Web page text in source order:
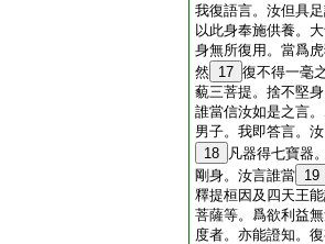
我復語言。汝但具
以此身奉施供養。
身無所復用。當爲
然 17 復不得一毫
藐三菩提。捨不堅
誰當信汝如是之言
男子。我即答言。
18
凡器得七寶器
剛身。汝言誰當 19
釋提桓因及四天王
菩薩等。爲欲利益
度者。亦能證知。